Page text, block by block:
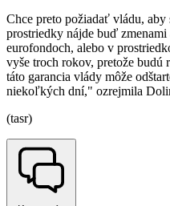
Chce preto požiadať vládu, aby
prostriedky nájde buď
eurofondoch, alebo v
vyše troch rokov, pretože budú
táto garancia vlády môže
niekoľkých dní," ozrejmila
(tasr)